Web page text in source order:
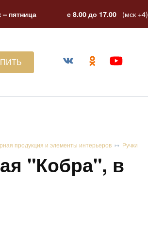
– пятница с 8.00 до 17.00 (мск +4)
продукция и элементы интерьеров Ручки
"Кобра", в